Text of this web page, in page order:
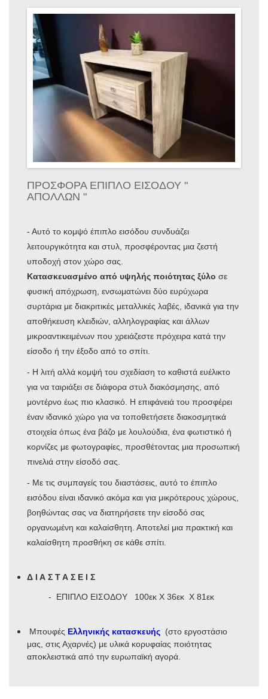
ΠΡΟΣΦΟΡΑ ΕΠΙΠΛΟ ΕΙΣΟΔΟΥ "
ΑΠΟΛΛΩΝ "
- Αυτό το κομψό έπιπλο εισόδου συνδυάζει
λειτουργικότητα και στυλ, προσφέροντας μια ζεστή
υποδοχή στον χώρο σας.
Κατασκευασμένο από υψηλής ποιότητας ξύλο σε
φυσική απόχρωση, ενσωματώνει δύο ευρύχωρα
συρτάρια με διακριτικές μεταλλικές λαβές, ιδανικά για την
αποθήκευση κλειδιών, αλληλογραφίας και άλλων
μικροαντικειμένων που χρειάζεστε πρόχειρα κατά την
είσοδο ή την έξοδο από το σπίτι.
- Η λιτή αλλά κομψή του σχεδίαση το καθιστά ευέλικτο
για να ταιριάξει σε διάφορα στυλ διακόσμησης, από
μοντέρνο έως πιο κλασικό. Η επιφάνειά του προσφέρει
έναν ιδανικό χώρο για να τοποθετήσετε διακοσμητικά
στοιχεία όπως ένα βάζο με λουλούδια, ένα φωτιστικό ή
κορνίζες με φωτογραφίες, προσθέτοντας μια προσωπική
πινελιά στην είσοδό σας.
- Με τις συμπαγείς του διαστάσεις, αυτό το έπιπλο
εισόδου είναι ιδανικό ακόμα και για μικρότερους χώρους,
βοηθώντας σας να διατηρήσετε την είσοδό σας
οργανωμένη και καλαίσθητη. Αποτελεί μια πρακτική και
καλαίσθητη προσθήκη σε κάθε σπίτι.
Δ Ι Α Σ Τ Α Σ Ε Ι Σ
- ΕΠΙΠΛΟ ΕΙΣΟΔΟΥ 100εκ Χ 36εκ Χ 81εκ
Μπουφές Ελληνικής κατασκευής (στο εργοστάσιο
μας, στις Αχαρνές) με υλικά κορυφαίας ποιότητας
αποκλειστικά από την ευρωπαϊκή αγορά.